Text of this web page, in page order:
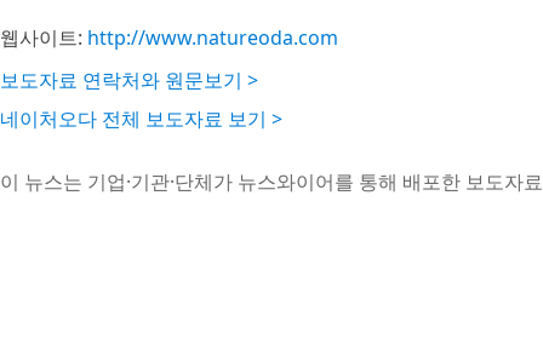
웹사이트: http://www.natureoda.com
보도자료 연락처와 원문보기 >
네이처오다 전체 보도자료 보기 >
이 뉴스는 기업·기관·단체가 뉴스와이어를 통해 배포한 보도자